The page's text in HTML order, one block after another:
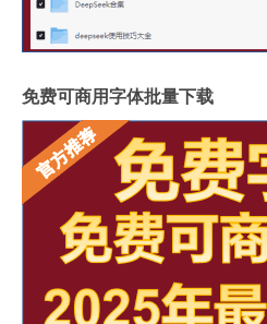
免费可商用字体批量下载